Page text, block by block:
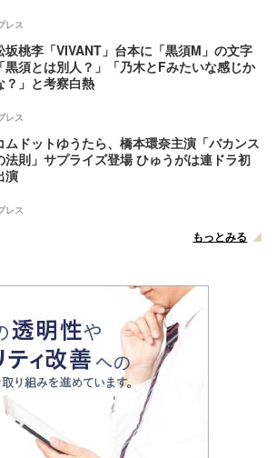
レス
坂桃李「VIVANT」台本に「黒須M」の文字
「黒須とは別人？」「乃木とFみたいな感じか
？」と考察白熱
レス
ムドットゆうたら、橋本環奈主演「バカンス
法則」サプライズ登場 ひゅうがは連ドラ初
演
レス
もっとみる